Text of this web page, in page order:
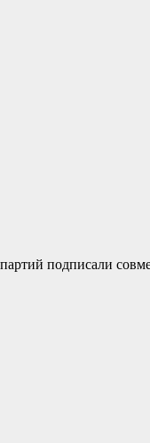
подписали